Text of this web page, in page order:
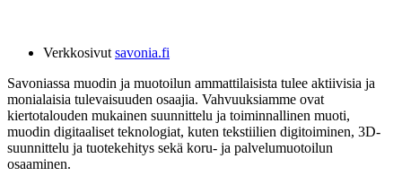
Verkkosivut savonia.fi
Savoniassa muodin ja muotoilun ammattilaisista tulee aktiivisia ja
monialaisia tulevaisuuden osaajia. Vahvuuksiamme ovat
kiertotalouden mukainen suunnittelu ja toiminnallinen muoti,
muodin digitaaliset teknologiat, kuten tekstiilien digitoiminen, 3D-
suunnittelu ja tuotekehitys sekä koru- ja palvelumuotoilun
osaaminen.